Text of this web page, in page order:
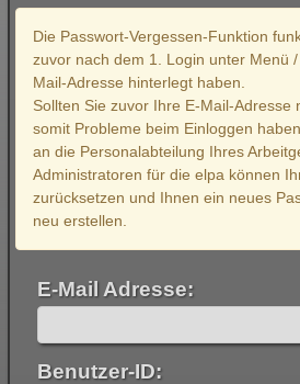
Die Passwort-Vergessen-Funktion
zuvor nach dem 1. Login unter Menü
Mail-Adresse hinterlegt haben.
Sollten Sie zuvor Ihre E-Mail-Adresse
somit Probleme beim Einloggen
an die Personalabteilung Ihres
Administratoren für die elpa können
zurücksetzen und Ihnen ein neues
neu erstellen.
E-Mail Adresse:
Benutzer-ID: